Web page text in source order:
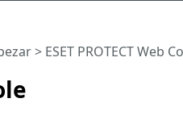
> ESET PROTECT Web